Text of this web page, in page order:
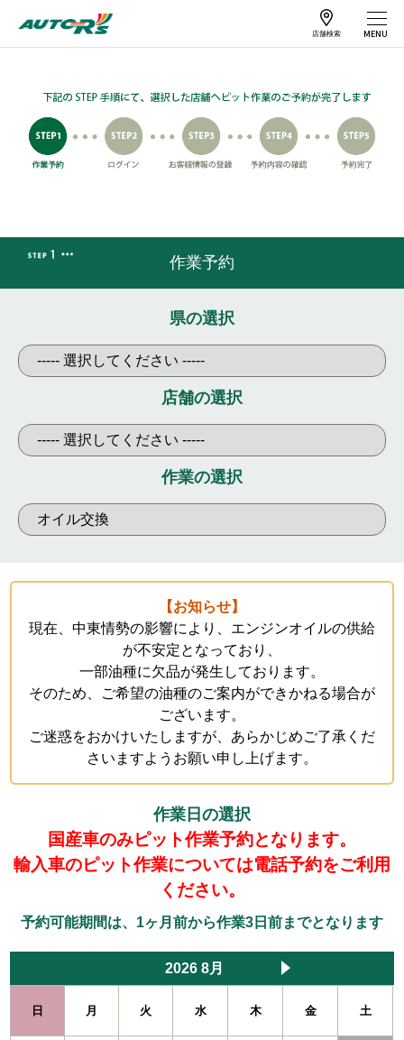
店舗検索
サービス案内
お知らせ
メールマガジンの
ご案内
よくある質問
カーメンテナンス
特集
物件情報募集
企業情報
R’sメンテメンバーズカード会員規約
プライバシーポリシー
特定個人情報取扱基本方針
作業予約
県の選択
店舗の選択
作業の選択
【お知らせ】
現在、中東情勢の影響により、エンジンオイルの供給
が不安定となっており、
一部油種に欠品が発生しております。
そのため、ご希望の油種のご案内ができかねる場合が
ございます。
ご迷惑をおかけいたしますが、あらかじめご了承くだ
さいますようお願い申し上げます。
作業日の選択
国産車のみピット作業予約となります。
輸入車のピット作業については電話予約をご利用
ください。
予約可能期間は、1ヶ月前から作業3日前までとなります
2026 8月
日 月 火 水 木 金 土